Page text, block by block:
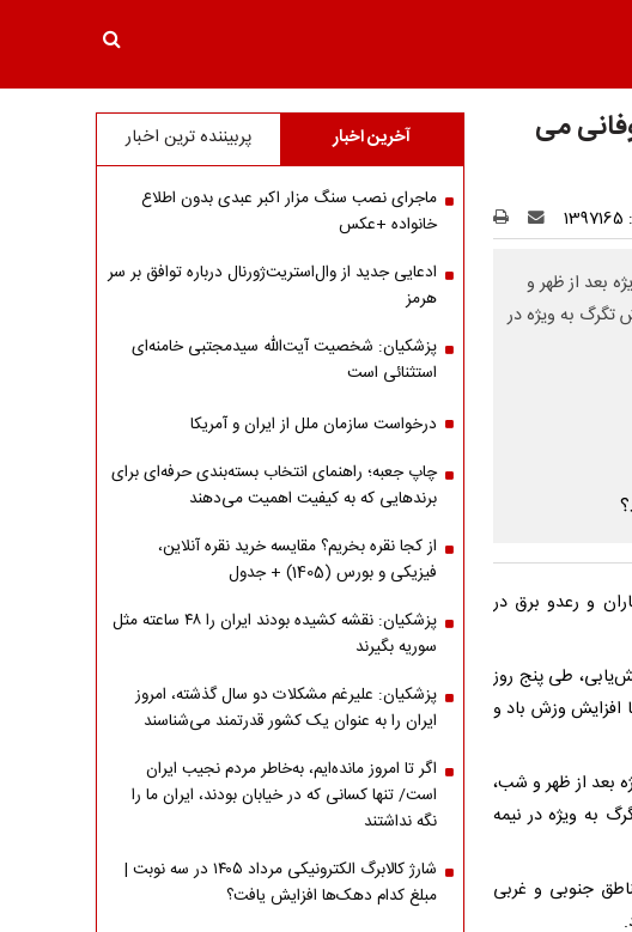
می
بعد از ظهر و
تگرگ به ویژه در
و رعدو برق در
طی پنج روز
افزایش وزش باد و
بعد از ظهر و شب،
به ویژه در نیمه
جنوبی و غربی
آخرین اخبار پربیننده ترین اخبار
ماجرای نصب سنگ مزار اکبر عبدی بدون اطلاع
خانواده +عکس
ادعایی جدید از وال‌استریت‌ژورنال درباره توافق بر سر
هرمز
پزشکیان: شخصیت آیت‌الله سیدمجتبی خامنه‌ای
استثنائی است
درخواست سازمان ملل از ایران و آمریکا
چاپ جعبه؛ راهنمای انتخاب بسته‌بندی حرفه‌ای برای
برندهایی که به کیفیت اهمیت می‌دهند
از کجا نقره بخریم؟ مقایسه خرید نقره آنلاین،
فیزیکی و بورس (1405) + جدول
پزشکیان: نقشه کشیده بودند ایران را ۴۸ ساعته مثل
سوریه بگیرند
پزشکیان: علیرغم مشکلات دو سال گذشته، امروز
ایران را به عنوان یک کشور قدرتمند می‌شناسند
اگر تا امروز مانده‌ایم، به‌خاطر مردم نجیب ایران
است/ تنها کسانی که در خیابان بودند، ایران ما را
نگه نداشتند
شارژ کالابرگ الکترونیکی مرداد ۱۴۰۵ در سه نوبت |
مبلغ کدام دهک‌ها افزایش یافت؟